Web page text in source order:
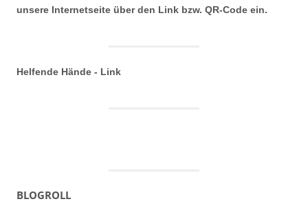
unsere Internetseite über den Link bzw. QR-Code ein.
Helfende Hände - Link
BLOGROLL